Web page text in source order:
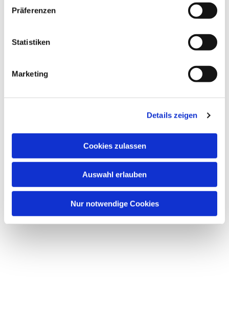
Präferenzen
Statistiken
Marketing
Details zeigen
Cookies zulassen
Auswahl erlauben
Nur notwendige Cookies
Dies könnte Sie auch
interessieren